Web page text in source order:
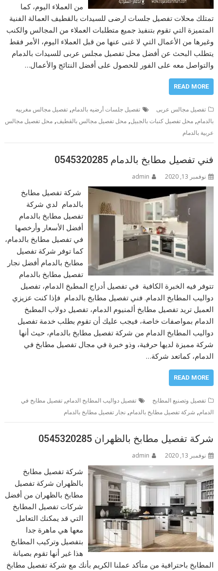
من العملاء اليوم، كما
تمتلك محلات تفصيل جلسات ارضى للسيدات بالقطيف العمالة الفنية
المتميزة التي تقوم بتنفيذ جميع متطلبات العملاء من المجالس والكنب
وغيرها من الأعمال التي لا غنى عنها من قبل العملاء اليوم، الأمر فقط
يتطلب البحث عن أفضل محل تفصيل مجلس عربى للسيدات بالدمام
والتواصل معه على الفور للحصول على أفضل النتائج والأعمال…
READ MORE
تفصيل مجالس عربى تفصيل جلسات أرضيه بالدمام,تفصيل مجالس مغربيه
بالدمام,محل تفصيل كنبات بالجبيل,محل تفصيل مجالس بالقطيف,محل تفصيل مجالس
عربية بالدمام
فني تفصيل مطابخ بالدمام 0545320285
نوفمبر 13, 2020 admin
شركة تفصيل مطابخ
بالدمام لدي شركة
تفصيل مطابخ بالدمام
أفضل الأسعار وأرخصها
في تفصيل مطابخ بالدمام،
كما توفر شركة تفصيل
مطابخ بالدمام أفضل نجار
تفصيل مطابخ بالدمام
تتوفر فيه الخبرة الكافية في تفصيل أدراج المطبخ الدمام، تفصيل
دواليب المطابخ الدمام. فني تفصيل مطابخ بالدمام فإذا كنت عزيزي
العميل تريد تفصيل مطابخ ألمنيوم الدمام، تفصيل دولاب المطبخ
الدمام بمواصفات خاصة، فيجب عليك أن تقوم بطلب خدمة تفصيل
دواليب المطابخ الدمام من شركة تفصيل مطابخ بالدمام، حيث أنها
شركة مميزة لديها حرفية، وذو خبرة في مجال تفصيل مطابخ في
الدمام، كماتعد شركة…
READ MORE
تفصيل وتصنيع المطابخ تفصيل دواليب المطابخ الدمام,تفصيل مطابخ في
الدمام, شركة تفصيل مطابخ بالدمام,نجار تفصيل مطابخ بالدمام
شركة تفصيل مطابخ بالظهران 0545320285
نوفمبر 13, 2020 admin
شركة تفصيل مطابخ
بالظهران شركة تفصيل
مطابخ بالظهران من أفضل
شركات تفصيل المطابخ
التي قد يمكنك التعامل
معها هي ماهرة جدا
بتفصيل وتركيب المطابخ
هذا غير أنها تقوم بصيانة
المطابخ باحترافية من متأكد عملنا الكريم بأنك مع شركة تفصيل مطابخ